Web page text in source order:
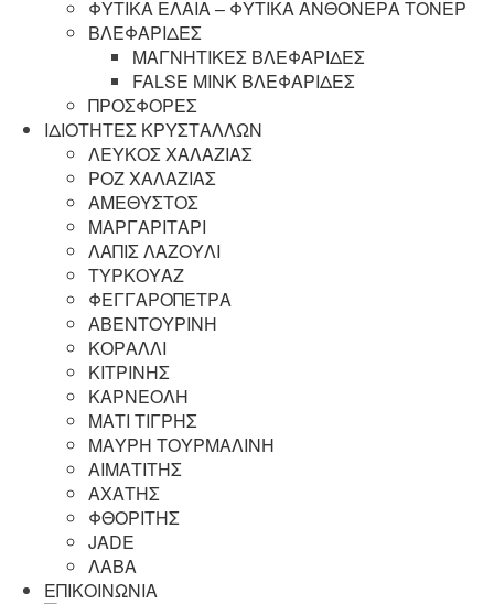
ΦΥΤΙΚΑ ΕΛΑΙΑ – ΦΥΤΙΚΑ ΑΝΘΟΝΕΡΑ ΤΟΝΕΡ
ΒΛΕΦΑΡΙΔΕΣ
ΜΑΓΝΗΤΙΚΕΣ ΒΛΕΦΑΡΙΔΕΣ
FALSE MINK ΒΛΕΦΑΡΙΔΕΣ
ΠΡΟΣΦΟΡΕΣ
ΙΔΙΟΤΗΤΕΣ ΚΡΥΣΤΑΛΛΩΝ
ΛΕΥΚΟΣ ΧΑΛΑΖΙΑΣ
ΡΟΖ ΧΑΛΑΖΙΑΣ
ΑΜΕΘΥΣΤΟΣ
ΜΑΡΓΑΡΙΤΑΡΙ
ΛΑΠΙΣ ΛΑΖΟΥΛΙ
ΤΥΡΚΟΥΑΖ
ΦΕΓΓΑΡΟΠΕΤΡΑ
ΑΒΕΝΤΟΥΡΙΝΗ
ΚΟΡΑΛΛΙ
ΚΙΤΡΙΝΗΣ
ΚΑΡΝΕΟΛΗ
ΜΑΤΙ ΤΙΓΡΗΣ
ΜΑΥΡΗ ΤΟΥΡΜΑΛΙΝΗ
ΑΙΜΑΤΙΤΗΣ
ΑΧΑΤΗΣ
ΦΘΟΡΙΤΗΣ
JADE
ΛΑΒΑ
ΕΠΙΚΟΙΝΩΝΙΑ